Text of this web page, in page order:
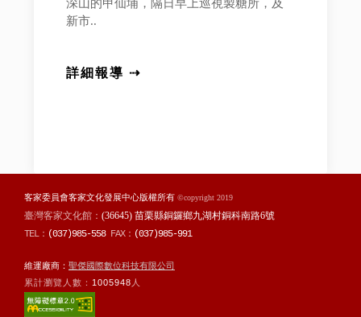
深山的甲仙埔，隔日早上巡視製糖所，及
新市..
詳細報導 ⇢
客家委員會客家文化發展中心版權所有 ©copyright 2019
臺灣客家文化館： (36645) 苗栗縣銅鑼鄉九湖村銅科南路6號
TEL： (037)985-558FAX： (037)985-991
維運廠商： 聖傑國際數位科技有限公司
累計瀏覽人數： 1005948 人